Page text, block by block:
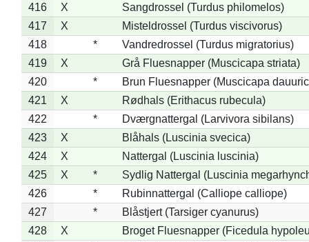
416
X
Sangdrossel (Turdus philomelos)
417
X
Misteldrossel (Turdus viscivorus)
418
*
Vandredrossel (Turdus migratorius)
419
X
Grå Fluesnapper (Muscicapa striata)
420
*
Brun Fluesnapper (Muscicapa
421
X
Rødhals (Erithacus rubecula)
422
*
Dværgnattergal (Larvivora sibilans)
423
X
Blåhals (Luscinia svecica)
424
X
Nattergal (Luscinia luscinia)
425
X *
Sydlig Nattergal (Luscinia
426
*
Rubinnattergal (Calliope calliope)
427
*
Blåstjert (Tarsiger cyanurus)
428
X
Broget Fluesnapper (Ficedula